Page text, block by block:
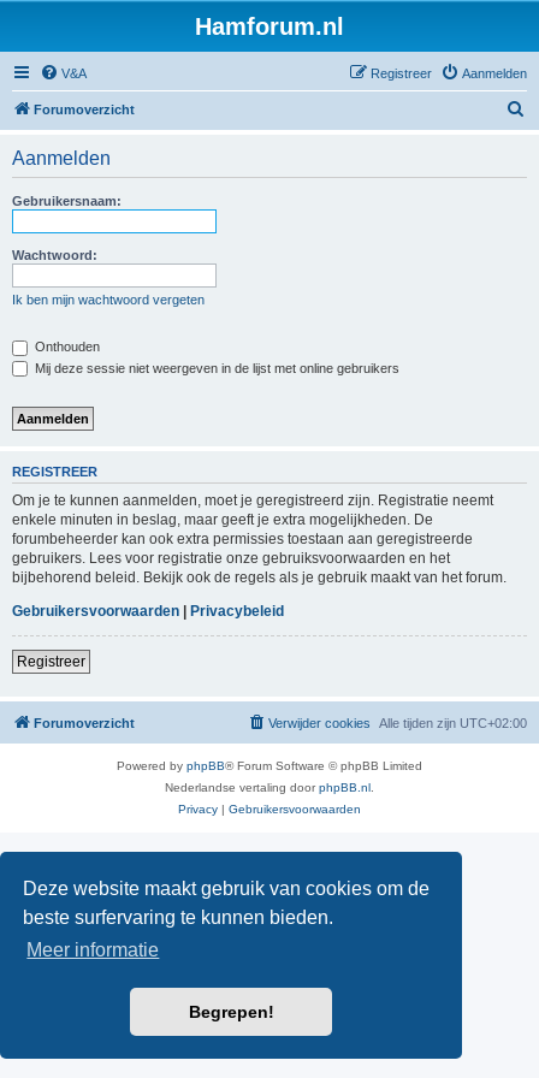
Deze website maakt gebruik van cookies om de
beste surfervaring te kunnen bieden.
Meer informatie
Begrepen!
Hamforum.nl
V&A Aanmelden
Registreer
Forumoverzicht
Aanmelden
Gebruikersnaam:
Wachtwoord:
Ik ben mijn wachtwoord vergeten
Onthouden
Mij deze sessie niet weergeven in de lijst met online gebruikers
REGISTREER
Om je te kunnen aanmelden, moet je geregistreerd zijn. Registratie neemt
enkele minuten in beslag, maar geeft je extra mogelijkheden. De
forumbeheerder kan ook extra permissies toestaan aan geregistreerde
gebruikers. Lees voor registratie onze gebruiksvoorwaarden en het
bijbehorend beleid. Bekijk ook de regels als je gebruik maakt van het forum.
Gebruikersvoorwaarden | Privacybeleid
Registreer
Forumoverzicht Alle tijden zijn UTC+02:00
Verwijder cookies
Powered by phpBB® Forum Software © phpBB Limited
Nederlandse vertaling doorphpBB.nl
Privacy | Gebruikersvoorwaarden